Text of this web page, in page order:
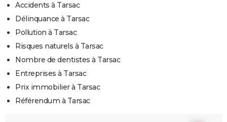
Accidents à Tarsac
Délinquance à Tarsac
Pollution à Tarsac
Risques naturels à Tarsac
Nombre de dentistes à Tarsac
Entreprises à Tarsac
Prix immobilier à Tarsac
Référendum à Tarsac